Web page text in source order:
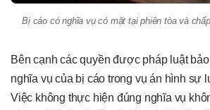
Bị cáo có nghĩa vụ có mặt tại phiên tòa và
Bên cạnh các quyền được pháp luật
nghĩa vụ của bị cáo trong vụ án hình sự
Việc không thực hiện đúng nghĩa vụ